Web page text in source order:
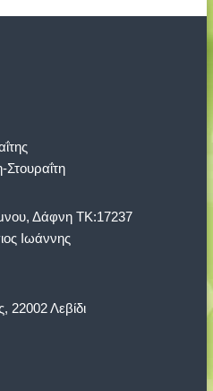
Δάφνη ΤΚ:17237
Ιωάννης
22002 Λεβίδι